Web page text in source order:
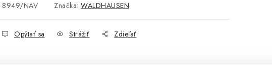
8949/NAV Značka: WALDHAUSEN
Opýtať sa Strážiť Zdieľať